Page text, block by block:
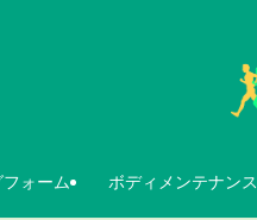
ォーム ボディメンテナンス